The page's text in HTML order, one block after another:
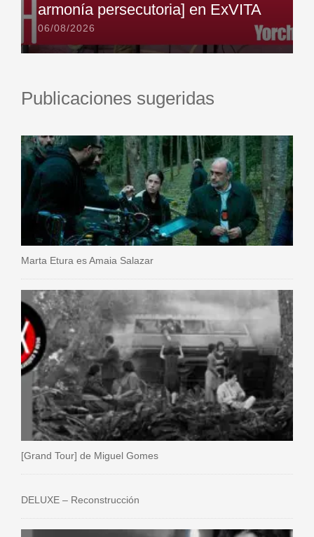
armonía persecutoria] en ExVITA
06/08/2026
Publicaciones sugeridas
Marta Etura es Amaia Salazar
[Grand Tour] de Miguel Gomes
DELUXE – Reconstrucción